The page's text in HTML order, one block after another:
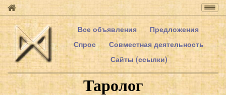
Все объявления
Предложения
Спрос
Совместная деятельность
Сайты (ссылки)
Таролог